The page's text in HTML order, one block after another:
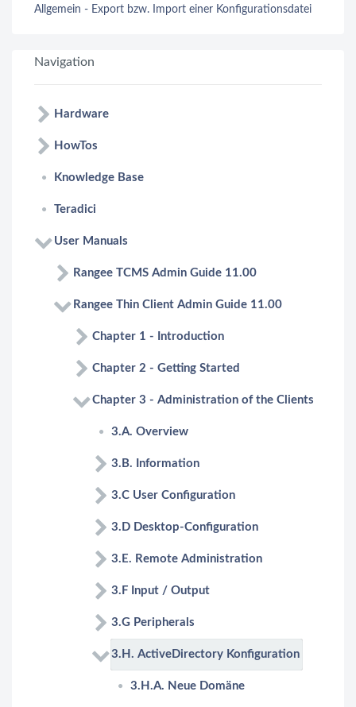
Allgemein - Export bzw. Import einer Konfigurationsdatei
Navigation
Hardware
HowTos
Knowledge Base
Teradici
User Manuals
Rangee TCMS Admin Guide 11.00
Rangee Thin Client Admin Guide 11.00
Chapter 1 - Introduction
Chapter 2 - Getting Started
Chapter 3 - Administration of the Clients
3.A. Overview
3.B. Information
3.C User Configuration
3.D Desktop-Configuration
3.E. Remote Administration
3.F Input / Output
3.G Peripherals
3.H. ActiveDirectory Konfiguration
3.H.A. Neue Domäne